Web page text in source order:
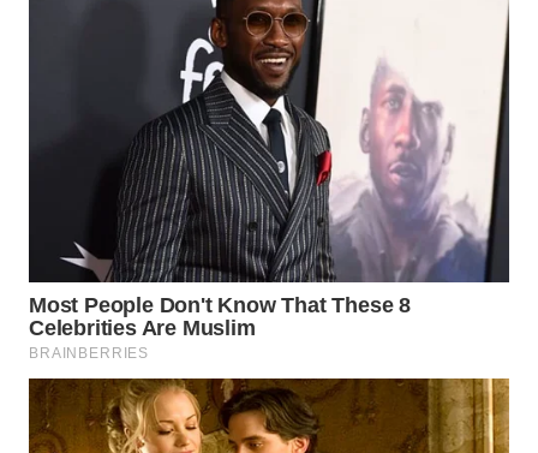
KARAWANG
WN
BEKASI
WN
BOGOR